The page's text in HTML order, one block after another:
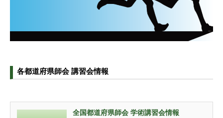
各都道府県師会 講習会情報
全国都道府県師会 学術講習会情報